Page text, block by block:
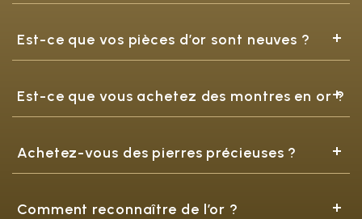
Est-ce que vos pièces d’or sont neuves ?
Est-ce que vous achetez des montres en or ?
Achetez-vous des pierres précieuses ?
Comment reconnaître de l’or ?